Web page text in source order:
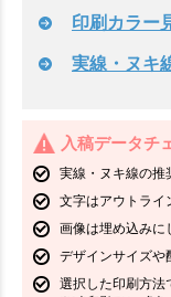
印刷カラー
実線・ヌキ
入稿データチ
実線・ヌキ線の推
文字はアウトライ
画像は埋め込みに
デザインサイズや
選択した印刷方法